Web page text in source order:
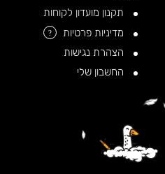
תקנון מועדון לקוחות
מדיניות פרטיות
?
הצהרת נגישות
החשבון שלי